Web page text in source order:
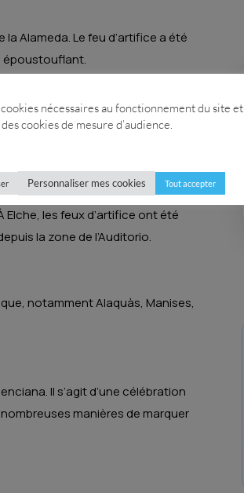
Alameda. Le feu d’artifice a été
époustouflant.
ville, marquant ainsi le début des
les feux d’artifice ont été
la zone de l’Auditorio.
notamment Alaquàs, Manises,
Il s’agit d’une célébration
manières de marquer
nécessaires au fonctionnement du site et,
cookies de mesure d’audience.
Personnaliser mes cookies Tout accepter